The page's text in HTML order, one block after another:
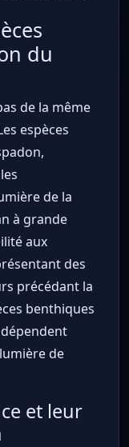
du
de la même
espèces
de la
à grande
aux
des
précédant la
benthiques
de
et leur